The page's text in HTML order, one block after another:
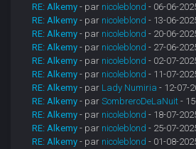
RE: Alkemy - par nicoleblond - 06-06-
RE: Alkemy - par nicoleblond - 13-06-
RE: Alkemy - par nicoleblond - 20-06-
RE: Alkemy - par nicoleblond - 27-06-
RE: Alkemy - par nicoleblond - 02-07-
RE: Alkemy - par nicoleblond - 11-07-
RE: Alkemy - par Lady Numiria - 12-07-
RE: Alkemy - parSombreroDeLaNuit -
RE: Alkemy - par nicoleblond - 18-07-
RE: Alkemy - par nicoleblond - 25-07-
RE: Alkemy - par nicoleblond - 01-08-